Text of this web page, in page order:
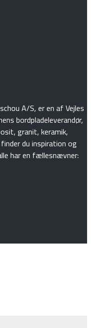
A/S, er en af Vejles
bordpladeleverandør,
granit, keramik,
du inspiration og
har en fællesnævner: